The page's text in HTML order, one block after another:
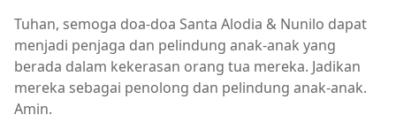
Tuhan, semoga doa-doa Santa Alodia & Nunilo dapat
menjadi penjaga dan pelindung anak-anak yang
berada dalam kekerasan orang tua mereka. Jadikan
mereka sebagai penolong dan pelindung anak-anak.
Amin.